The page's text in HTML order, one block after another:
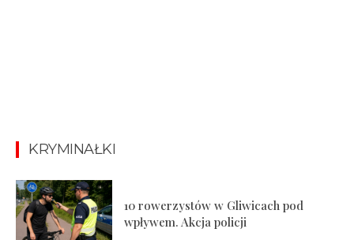
KRYMINAŁKI
10 rowerzystów w Gliwicach pod
wpływem. Akcja policji